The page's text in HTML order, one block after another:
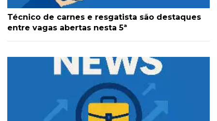
Técnico de carnes e resgatista são destaques
entre vagas abertas nesta 5ª